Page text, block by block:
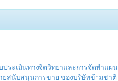
ระเมินทางจิตวิทยาและการจัดทำแผน
สนับสนุนการขาย ของบริษัทข้ามชาติ